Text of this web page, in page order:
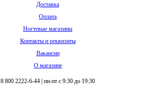
Доставка
Оплата
Ногтевые магазины
Контакты и реквизиты
Вакансии
О магазине
8 800 2222-6-44 пн-пт с 9:30 до 19:30